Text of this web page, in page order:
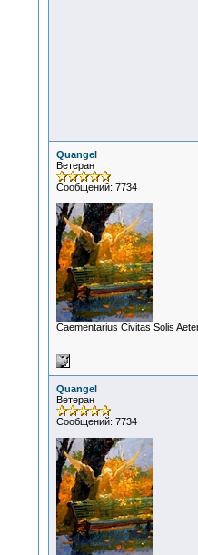
Quangel
Ветеран
Сообщений: 7734
Сaementarius Civitas Solis
Quangel
Ветеран
Сообщений: 7734